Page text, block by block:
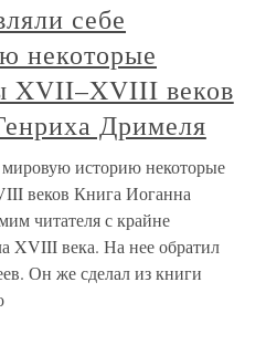
себе
некоторые
XVII–XVIII веков
Дримеля
мировую историю некоторые
веков Книга Иоганна
читателя с крайне
XVIII века. На нее обратил
Он же сделал из книги